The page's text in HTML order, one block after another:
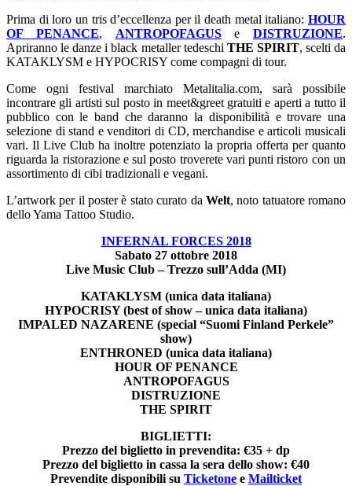
Prima di loro un tris d’eccellenza per il death metal italiano: HOUR
OF PENANCE, ANTROPOFAGUSe DISTRUZIONE.
Apriranno le danze i black metaller tedeschi THE SPIRIT, scelti da
KATAKLYSM e HYPOCRISY come compagni di tour.
Come ogni festival marchiato Metalitalia.com, sarà possibile
incontrare gli artisti sul posto in meet&greet gratuiti e aperti a tutto il
pubblico con le band che daranno la disponibilità e trovare una
selezione di stand e venditori di CD, merchandise e articoli musicali
vari. Il Live Club ha inoltre potenziato la propria offerta per quanto
riguarda la ristorazione e sul posto troverete vari punti ristoro con un
assortimento di cibi tradizionali e vegani.
L’artwork per il poster è stato curato da Welt, noto tatuatore romano
dello Yama Tattoo Studio.
INFERNAL FORCES 2018
Sabato 27 ottobre 2018
Live Music Club – Trezzo sull’Adda (MI)
KATAKLYSM (unica data italiana)
HYPOCRISY (best of show – unica data italiana)
IMPALED NAZARENE (special “Suomi Finland Perkele”
show)
ENTHRONED (unica data italiana)
HOUR OF PENANCE
ANTROPOFAGUS
DISTRUZIONE
THE SPIRIT
BIGLIETTI:
Prezzo del biglietto in prevendita: €35 + dp
Prezzo del biglietto in cassa la sera dello show: €40
Prevendite disponibili su Ticketone e Mailticket